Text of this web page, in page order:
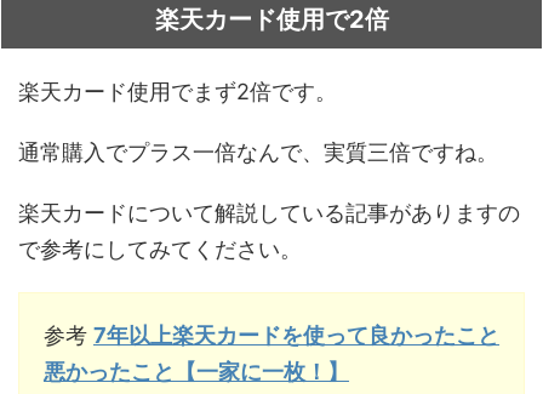
楽天カード使用で2倍
楽天カード使用でまず2倍です。
通常購入でプラス一倍なんで、実質三倍ですね。
楽天カードについて解説している記事がありますの
で参考にしてみてください。
参考 7年以上楽天カードを使って良かったこと
悪かったこと【一家に一枚！】